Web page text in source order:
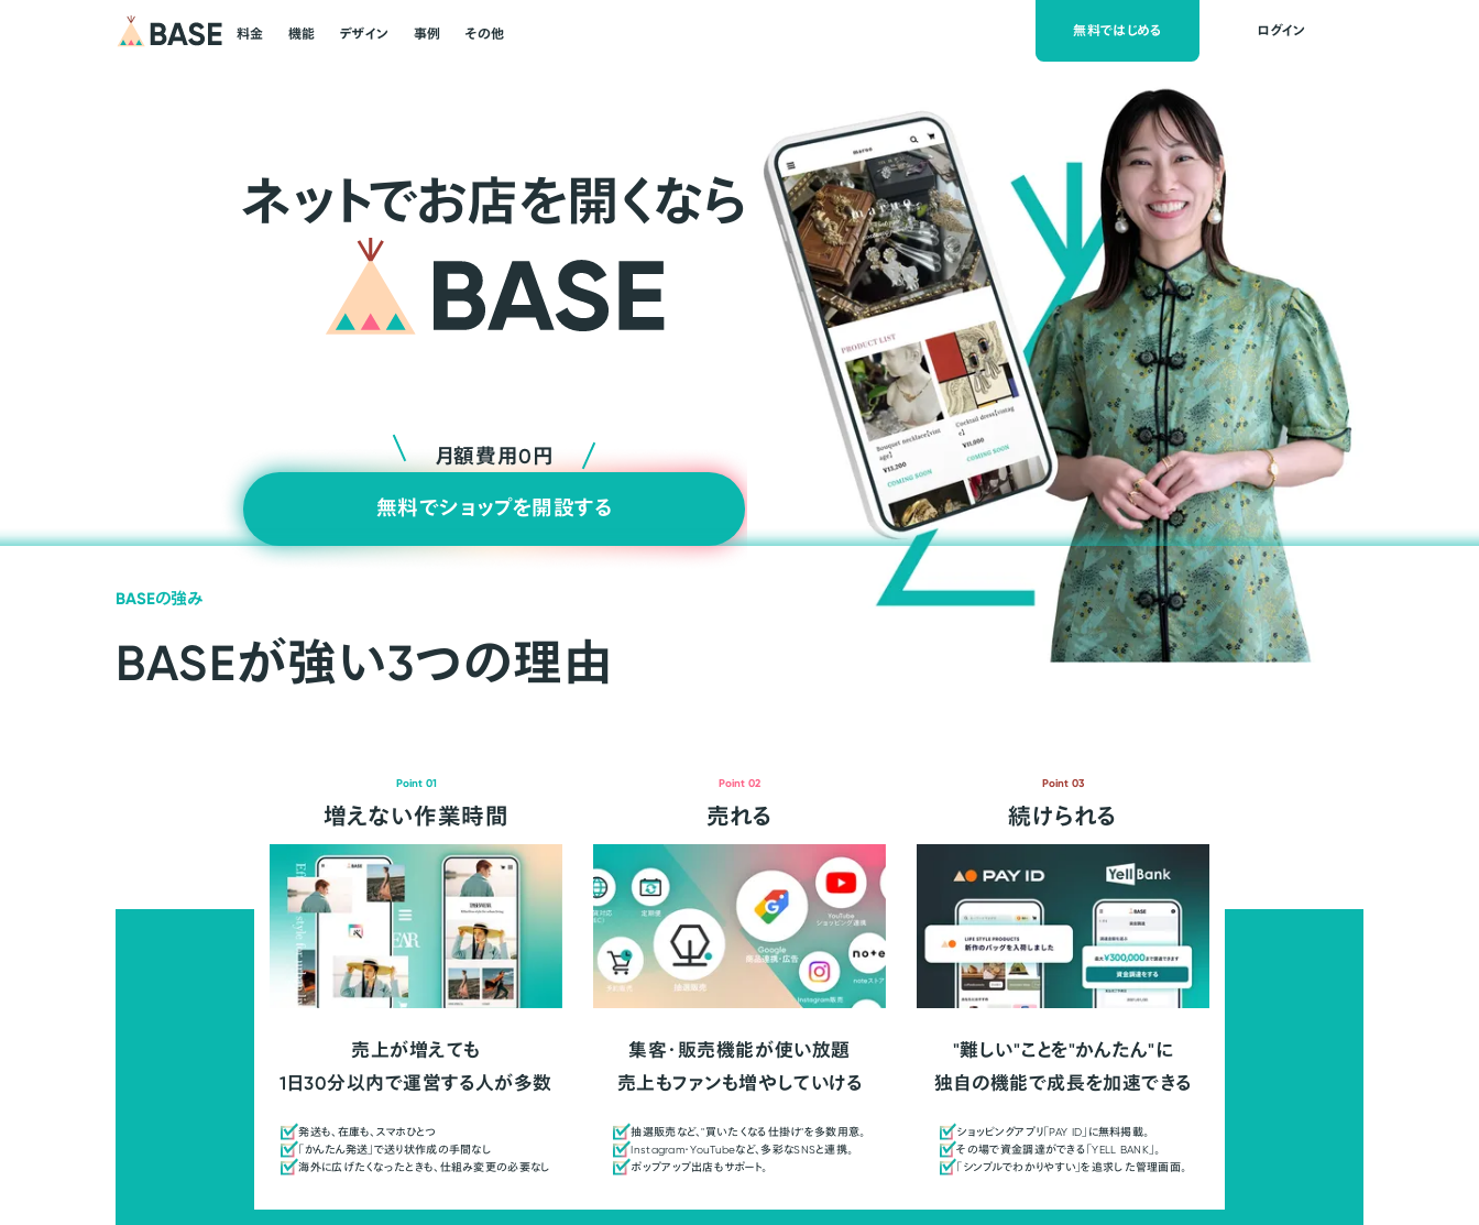
料金 機能 デザイン 事例 その他 無料ではじめる ログイン
ネッ トでお店を開くなら
月額費用0円
無料でショップを開設する
BASEの強み
BASEが強い3つの理由
Point 01
増えない作業時間
売上が増えても
1日30分以内で運営する人が多数
発送も、在庫も、スマホひとつ
「かんたん発送」で送り状作成の手間なし
海外に広げたくなったときも、仕組み変更の必要なし
Point 02
売れる
集客・販売機能が使い放題
売上もファンも増やしていける
抽選販売など、"買いたくなる仕掛け"を多数用意。
Instagram・YouTubeなど、多彩なSNSと連携。
ポップアップ出店もサポート。
Point 03
続けられる
"難しい"ことを"かんたん"に
独自の機能で成長を加速できる
ショッピングアプリ「PAY ID」に無料掲載。
その場で資金調達ができる「YELL BANK」。
「シンプルでわかりやすい」を追求した管理画面。